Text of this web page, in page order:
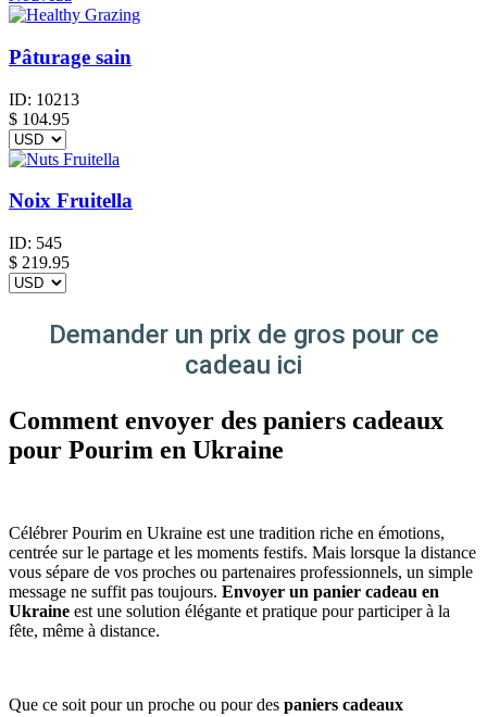
Pâturage sain
ID: 10213
$ 104.95
Noix Fruitella
ID: 545
$ 219.95
Demander un prix de gros pour ce
cadeau ici
Comment envoyer des paniers cadeaux
pour Pourim en Ukraine
Célébrer Pourim en Ukraine est une tradition riche en émotions,
centrée sur le partage et les moments festifs. Mais lorsque la distance
vous sépare de vos proches ou partenaires professionnels, un simple
message ne suffit pas toujours. Envoyer un panier cadeau en
Ukraine est une solution élégante et pratique pour participer à la
fête, même à distance.
Que ce soit pour un proche ou pour des paniers cadeaux